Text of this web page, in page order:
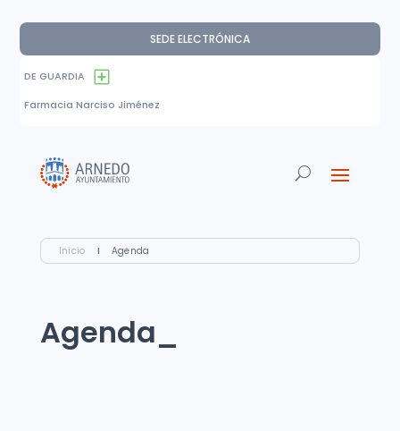
SEDE ELECTRÓNICA
DE GUARDIA
Farmacia Narciso Jiménez
Inicio I Agenda
Agenda_